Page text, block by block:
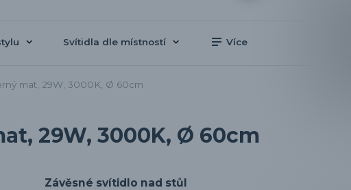
Svítidla dle místností Více
mat, 29W, 3000K, Ø 60cm
29W, 3000K, Ø 60cm
Závěsné svítidlo nad stůl